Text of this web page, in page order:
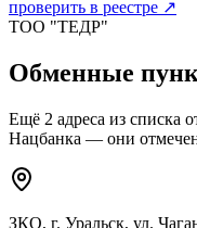
проверить в реестре ↗
ТОО "ТЕДР"
Обменные
Ещё 2 адреса из списка
Нацбанка — они
ЗКО, г. Уральск, ул.